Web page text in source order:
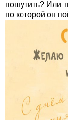
пошутить? Или
по которой он